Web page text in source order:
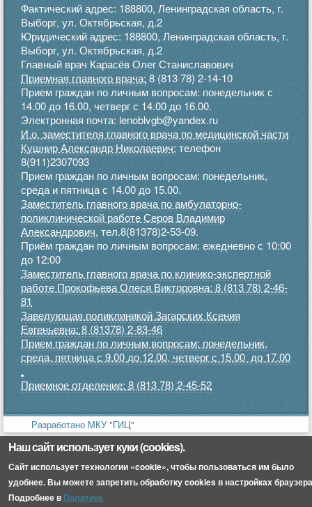
Фактический адрес: 188800, Ленинградская область, г.
Выборг, ул. Октябрьская, д.2
Юридический адрес: 188800, Ленинградская область, г.
Выборг, ул. Октябрьская, д.2
Главный врач Карасёв Олег Станиславович
Приемная главного врача: 8 (813 78) 2-14-10
Прием граждан по личным вопросам: понедельник с
14.00 до 16.00, четверг с 14.00 до 16.00.
Электронная почта: lenoblvgb@yandex.ru
И.о. заместителя главного врача по медицинской части
Кушнир Александр Николаевич: телефон
8(911)2307093
Прием граждан по личным вопросам: понедельник,
среда и пятница с 14.00 до 15.00.
Заместитель главного врача по амбулаторно-
поликлинической работе Серов Владимир
Александрович, тел.8(81378)2-53-09.
Приём граждан по личным вопросам: ежедневно с 10:00
до 12:00
Заместитель главного врача по клинико-экспертной
работе Прокофьева Олеся Викторовна: 8 (813 78) 2-46-
81
Заведующая поликлиникой Загарских Ксения
Евгеньевна: 8 (81378) 2-83-46
Прием граждан по личным вопросам: понедельник,
среда, пятница с 9.00 до 12.00, четверг с 15.00 до 17.00
.
Приемное отделение: 8 (813 78) 2-45-52
Разработано МКУ "ГИЦ"
Наш сайт использует куки (cookies).
Сайт использует технологии «cookie», чтобы пользоваться им было
удобнее. Вы можете запретить обработку cookies в настройках
Подробнее в Политике